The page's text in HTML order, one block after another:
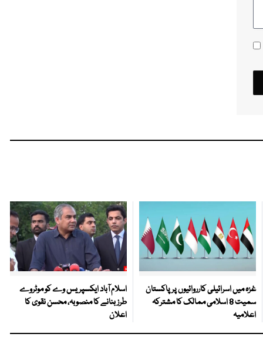
غزہ میں اسرائیلی کارروائیوں پر پاکستان
سمیت 8 اسلامی ممالک کا مشترکہ
اعلامیہ
اسلام آباد ایکسپریس وے کو موٹروے
طرز بنانے کا منصوبہ، محسن نقوی کا
اعلان